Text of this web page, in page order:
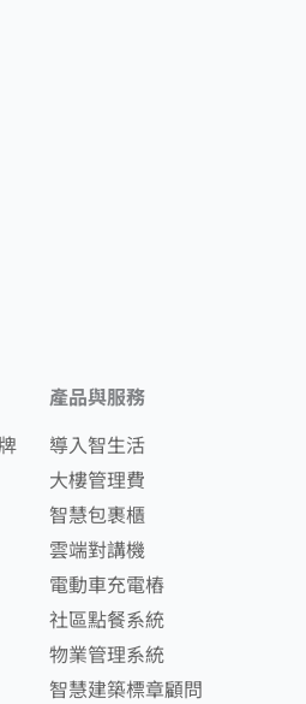
產品與服務
導入智生活
大樓管理費
智慧包裹櫃
雲端對講機
電動車充電樁
社區點餐系統
物業管理系統
智慧建築標章顧問